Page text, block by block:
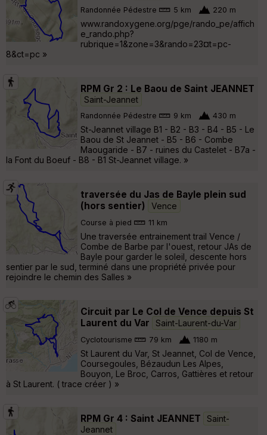
Randonnée Pédestre 5 km 220 m
www.randoxygene.org/pge/rando_pe/affich
e_rando.php?
rubrique=1&zone=3&rando=23¤t=pc-
8&ct=pc »
RPM Gr 2 : Le Baou de Saint JEANNET
Saint-Jeannet
Randonnée Pédestre 9 km 430 m
St-Jeannet village B1 - B2 - B3 - B4 - B5 - Le
Baou de St Jeannet - B5 - B6 - Combe
Maougaride - B7 - ruines du Castelet - B7a -
la Font du Boeuf - B8 - B1 St-Jeannet village. »
traversée du Jas de Bayle plein sud
(hors sentier)
Vence
Course à pied 11 km
Une traversée entrainement trail Vence /
Combe de Barbe par l'ouest, retour JAs de
Bayle pour garder le soleil, descente hors
sentier par le sud, terminé dans une propriété privée pour
rejoindre le chemin des Salles »
Circuit par Le Col de Vence depuis St
Laurent du Var
Saint-Laurent-du-Var
Cyclotourisme 79 km 1180 m
St Laurent du Var, St Jeannet, Col de Vence,
Coursegoules, Bézaudun Les Alpes,
Bouyon, Le Broc, Carros, Gattières et retour
à St Laurent. ( trace créer ) »
RPM Gr 4 : Saint JEANNET
Saint-
Jeannet